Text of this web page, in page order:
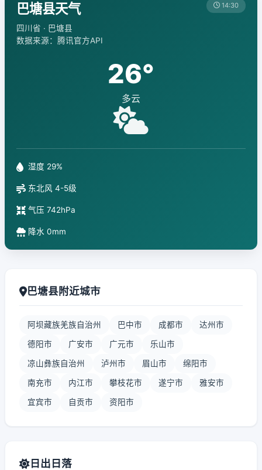
巴塘县天气
四川省 · 巴塘县
数据来源：腾讯官方API
14:30
26°
多云
湿度 29%
东北风 4-5级
气压 742hPa
降水 0mm
巴塘县附近城市
阿坝藏族羌族自治州 巴中市 成都市 达州市
德阳市 广安市 广元市 乐山市
凉山彝族自治州 泸州市 眉山市 绵阳市
南充市 内江市 攀枝花市 遂宁市 雅安市
宜宾市 自贡市 资阳市
日出日落